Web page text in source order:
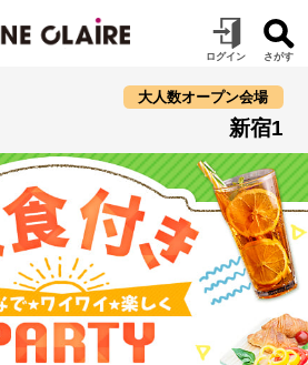
大人数オープン会場
新宿1